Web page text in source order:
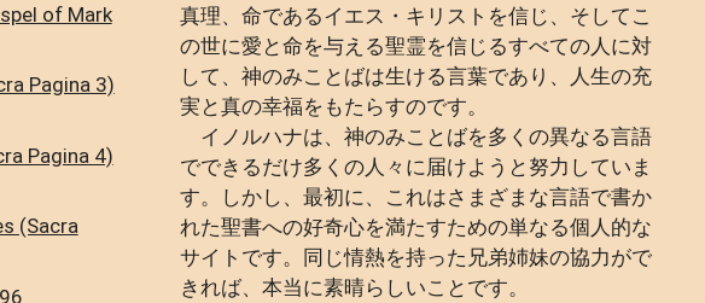
of Mark
Pagina 3)
Pagina 4)
(Sacra
真理、命であるイエス・キリストを信じ、そしてこ
の世に愛と命を与える聖霊を信じるすべての人に対
して、神のみことばは生ける言葉であり、人生の充
実と真の幸福をもたらすのです。
イノルハナは、神のみことばを多くの異なる言語
でできるだけ多くの人々に届けようと努力していま
す。しかし、最初に、これはさまざまな言語で書か
れた聖書への好奇心を満たすための単なる個人的な
サイトです。同じ情熱を持った兄弟姉妹の協力がで
きれば、本当に素晴らしいことです。